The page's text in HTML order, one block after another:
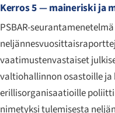
Kerros 5 — maineriski ja
PSBAR-
vaatimusten­vastaiset
valtiohallinnon osastoille
erillisorganisaatioille
nimetyksi tulemisesta